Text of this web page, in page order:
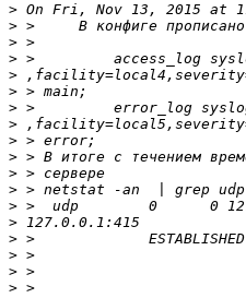
>
>
>
>
>
>
>
>
>
>
>
>
>
>
>
>
>
>